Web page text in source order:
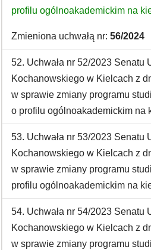
profilu ogólnoakademickim na
Zmieniona uchwałą nr: 56/2024
52. Uchwała nr 52/2023 Senatu
Kochanowskiego w Kielcach z
w sprawie zmiany programu
o profilu ogólnoakademickim na
53. Uchwała nr 53/2023 Senatu
Kochanowskiego w Kielcach z
w sprawie zmiany programu
profilu ogólnoakademickim na
54. Uchwała nr 54/2023 Senatu
Kochanowskiego w Kielcach z
w sprawie zmiany programu